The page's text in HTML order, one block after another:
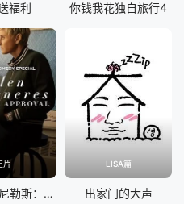
福利 你钱我花独自旅行4
片
艾伦·德杰尼勒斯：请你许可
LISA篇
出家门的大声